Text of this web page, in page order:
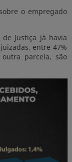
o empregado
Justiça já havia
entre 47%
parcela, são